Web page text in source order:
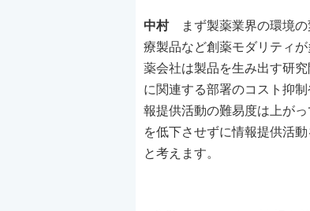
中村まず製薬業界の環境の
療製品など創薬モダリティ
薬会社は製品を生み出す研
に関連する部署のコスト抑
報提供活動の難易度は上が
を低下させずに情報提供活
と考えます。